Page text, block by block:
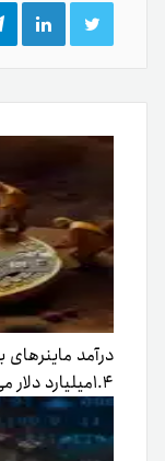
توییتر
۱.۴میلیارد دلار می‌رسد